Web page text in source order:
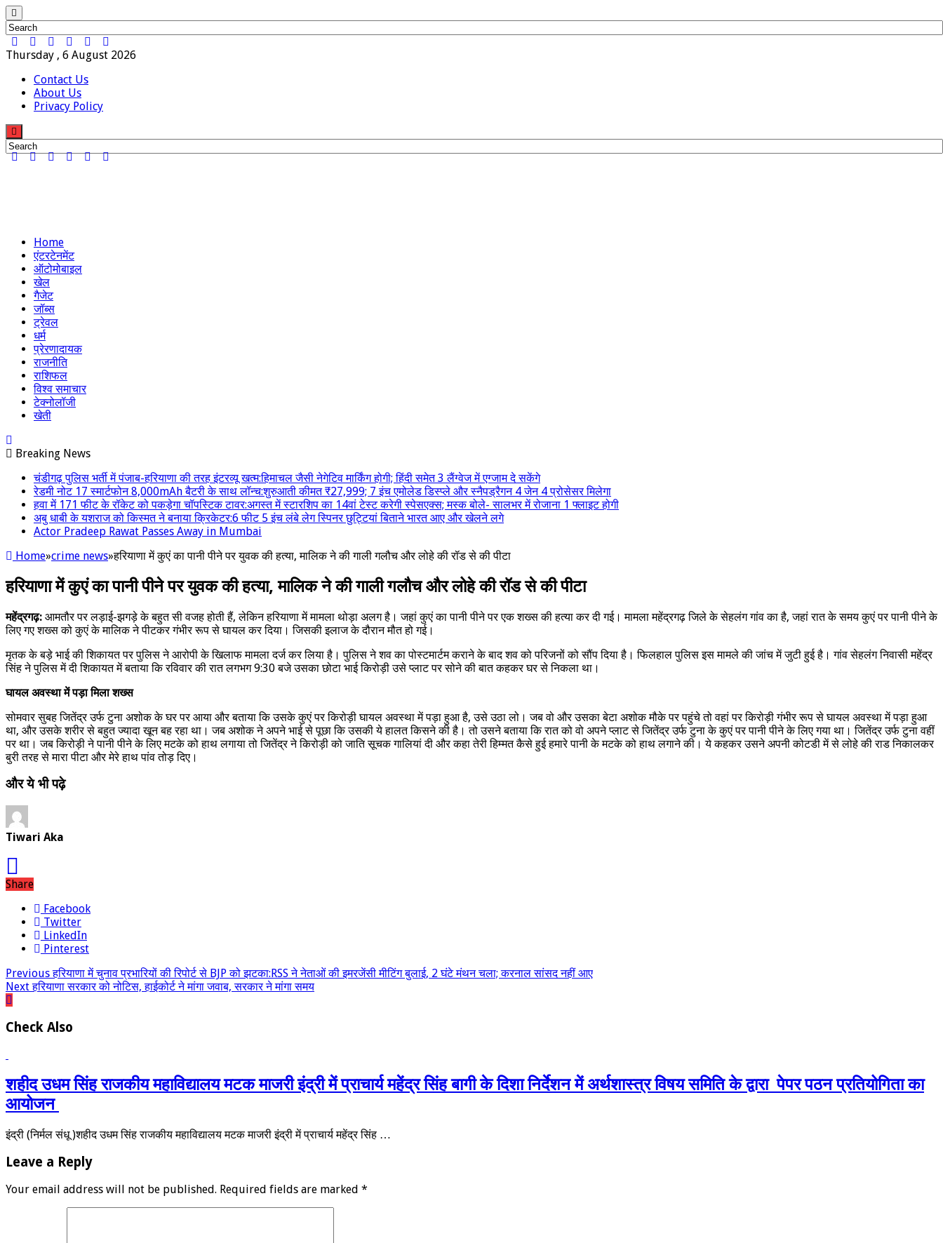
Thursday , 6 August 2026
Contact Us
About Us
Privacy Policy
Home
एंटरटेनमेंट
ऑटोमोबाइल
खेल
गैजेट
जॉब्स
ट्रेवल
धर्म
प्रेरणादायक
राजनीति
राशिफल
विश्व समाचार
टेक्नोलॉजी
खेती
Breaking News
चंडीगढ़ पुलिस भर्ती में पंजाब-हरियाणा की तरह इंटरव्यू खत्म:हिमाचल जैसी नेगेटिव मार्किंग होगी; हिंदी समेत 3 लैंग्वेज में एग्जाम दे सकेंगे
रेडमी नोट 17 स्मार्टफोन 8,000mAh बैटरी के साथ लॉन्च:शुरुआती कीमत ₹27,999; 7 इंच एमोलेड डिस्प्ले और स्नैपड्रैगन 4 जेन 4 प्रोसेसर मिलेगा
हवा में 171 फीट के रॉकेट को पकड़ेगा चॉपस्टिक टावर:अगस्त में स्टारशिप का 14वां टेस्ट करेगी स्पेसएक्स; मस्क बोले- सालभर में रोजाना 1 फ्लाइट होगी
अबु धाबी के यशराज को किस्मत ने बनाया क्रिकेटर:6 फीट 5 इंच लंबे लेग स्पिनर छुट्टियां बिताने भारत आए और खेलने लगे
Actor Pradeep Rawat Passes Away in Mumbai
Home»crime news»हरियाणा में कुएं का पानी पीने पर युवक की हत्या, मालिक ने की गाली गलौच और लोहे की रॉड से की पीटा
हरियाणा में कुएं का पानी पीने पर युवक की हत्या, मालिक ने की गाली गलौच और लोहे की रॉड से की पीटा
महेंद्रगढ़: आमतौर पर लड़ाई-झगड़े के बहुत सी वजह होती हैं, लेकिन हरियाणा में मामला थोड़ा अलग है। जहां कुएं का पानी पीने पर एक शख्स की हत्या कर दी गई। मामला महेंद्रगढ़ जिले के सेहलंग गांव का है, जहां रात के समय कुएं पर पानी पीने के
लिए गए शख्स को कुएं के मालिक ने पीटकर गंभीर रूप से घायल कर दिया। जिसकी इलाज के दौरान मौत हो गई।
मृतक के बड़े भाई की शिकायत पर पुलिस ने आरोपी के खिलाफ मामला दर्ज कर लिया है। पुलिस ने शव का पोस्टमार्टम कराने के बाद शव को परिजनों को सौंप दिया है। फिलहाल पुलिस इस मामले की जांच में जुटी हुई है। गांव सेहलंग निवासी महेंद्र
सिंह ने पुलिस में दी शिकायत में बताया कि रविवार की रात लगभग 9:30 बजे उसका छोटा भाई किरोड़ी उसे प्लाट पर सोने की बात कहकर घर से निकला था।
घायल अवस्था में पड़ा मिला शख्स
सोमवार सुबह जितेंद्र उर्फ टुना अशोक के घर पर आया और बताया कि उसके कुएं पर किरोड़ी घायल अवस्था में पड़ा हुआ है, उसे उठा लो। जब वो और उसका बेटा अशोक मौके पर पहुंचे तो वहां पर किरोड़ी गंभीर रूप से घायल अवस्था में पड़ा हुआ
था, और उसके शरीर से बहुत ज्यादा खून बह रहा था। जब अशोक ने अपने भाई से पूछा कि उसकी ये हालत किसने की है। तो उसने बताया कि रात को वो अपने प्लाट से जितेंद्र उर्फ टुना के कुएं पर पानी पीने के लिए गया था। जितेंद्र उर्फ टुना वहीं
पर था। जब किरोड़ी ने पानी पीने के लिए मटके को हाथ लगाया तो जितेंद्र ने किरोड़ी को जाति सूचक गालियां दी और कहा तेरी हिम्मत कैसे हुई हमारे पानी के मटके को हाथ लगाने की। ये कहकर उसने अपनी कोटडी में से लोहे की राड निकालकर
बुरी तरह से मारा पीटा और मेरे हाथ पांव तोड़ दिए।
और ये भी पढ़े
Tiwari Aka
Share
Facebook
Twitter
LinkedIn
Pinterest
Previousहरियाणा में चुनाव प्रभारियों की रिपोर्ट से BJP को झटका:RSS ने नेताओं की इमरजेंसी मीटिंग बुलाई, 2 घंटे मंथन चला; करनाल सांसद नहीं आए
Nextहरियाणा सरकार को नोटिस, हाईकोर्ट ने मांगा जवाब, सरकार ने मांगा समय
Check Also
शहीद उधम सिंह राजकीय महाविद्यालय मटक माजरी इंद्री में प्राचार्य महेंद्र सिंह बागी के दिशा निर्देशन में अर्थशास्त्र विषय समिति के द्वारा पेपर पठन प्रतियोगिता का
आयोजन
इंद्री (निर्मल संधू )शहीद उधम सिंह राजकीय महाविद्यालय मटक माजरी इंद्री में प्राचार्य महेंद्र सिंह …
Leave a Reply
Your email address will not be published. Required fields are marked *